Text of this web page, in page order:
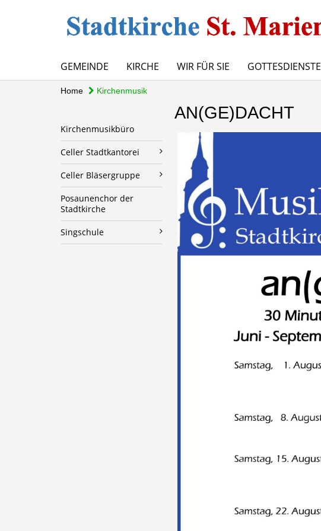
GEMEINDE KIRCHE WIR FÜR SIE GOTTESDIENSTE
Home Kirchenmusik
Kirchenmusikbüro
Celler Stadtkantorei
Celler Bläsergruppe
Posaunenchor der
Stadtkirche
Singschule
AN(GE)DACHT